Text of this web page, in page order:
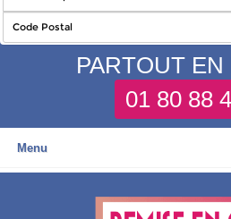
PARTOUT
01 80 88
Menu